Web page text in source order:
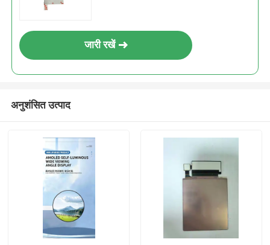
जारी रखें
अनुशंसित उत्पाद